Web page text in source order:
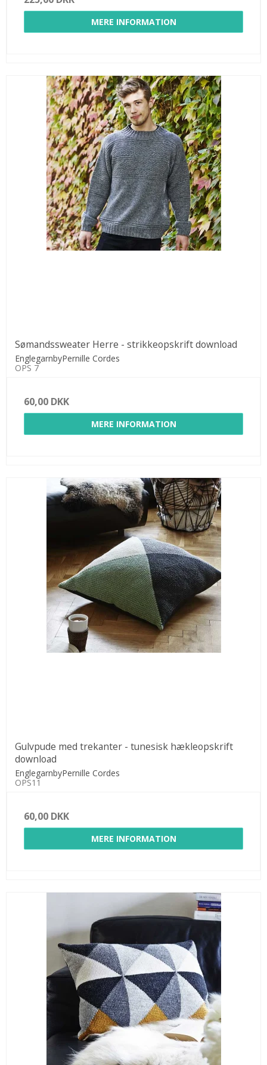
MERE INFORMATION
Sømandssweater Herre - strikkeopskrift download
EnglegarnbyPernille Cordes
OPS 7
60,00 DKK
MERE INFORMATION
Gulvpude med trekanter - tunesisk hækleopskrift
download
EnglegarnbyPernille Cordes
OPS11
60,00 DKK
MERE INFORMATION